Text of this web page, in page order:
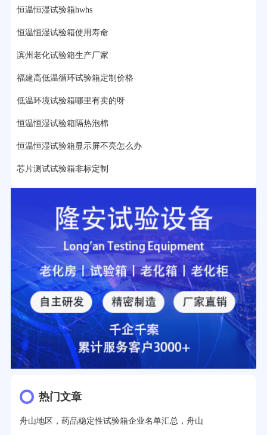
22分钟前用户提问：
25分钟前用户提问：老化箱和干燥箱区别？
27分钟前用户提问：移动电源老化柜与电池柜的区别？
恒温恒湿试验箱hwhs
恒温恒湿试验箱使用寿命
滨州老化试验箱生产厂家
福建高低温循环试验箱定制价格
低温环境试验箱哪里有卖的呀
恒温恒湿试验箱隔热泡棉
恒温恒湿试验箱显示屏不亮怎么办
芯片测试试验箱非标定制
热门文章
舟山地区，药品稳定性试验箱企业名单汇总，舟山